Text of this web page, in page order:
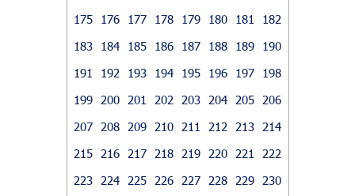
175
176 177 178 179 180 181
182
183
184 185 186 187 188 189
190
191
192 193 194 195 196 197
198
199
200 201 202 203 204 205
206
207
208 209 210 211 212 213
214
215
216 217 218 219 220 221
222
223
224 225 226 227 228 229
230